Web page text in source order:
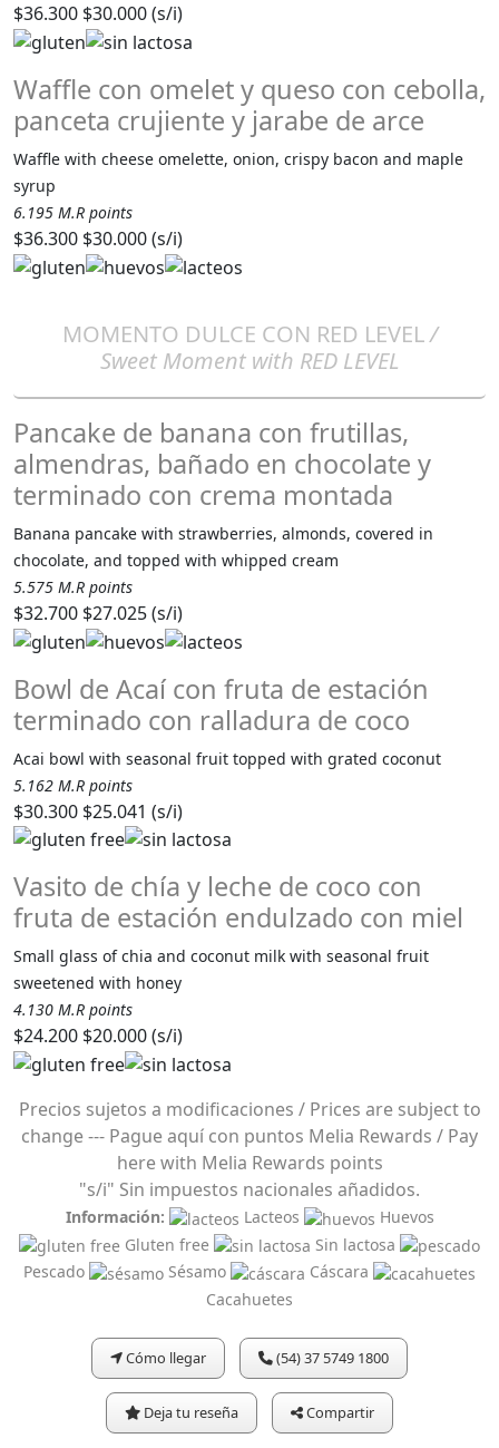
$36.300 $30.000 (s/i)
Waffle con omelet y queso con cebolla,
panceta crujiente y jarabe de arce
Waffle with cheese omelette, onion, crispy bacon and maple
syrup
6.195 M.R points
$36.300 $30.000 (s/i)
MOMENTO DULCE CON RED LEVEL/
Sweet Moment with RED LEVEL
Pancake de banana con frutillas,
almendras, bañado en chocolate y
terminado con crema montada
Banana pancake with strawberries, almonds, covered in
chocolate, and topped with whipped cream
5.575 M.R points
$32.700 $27.025 (s/i)
Bowl de Acaí con fruta de estación
terminado con ralladura de coco
Acai bowl with seasonal fruit topped with grated coconut
5.162 M.R points
$30.300 $25.041 (s/i)
Vasito de chía y leche de coco con
fruta de estación endulzado con miel
Small glass of chia and coconut milk with seasonal fruit
sweetened with honey
4.130 M.R points
$24.200 $20.000 (s/i)
Precios sujetos a modificaciones / Prices are subject to
change --- Pague aquí con puntos Melia Rewards / Pay
here with Melia Rewards points
"s/i" Sin impuestos nacionales añadidos.
Información: Lacteos
Huevos
Gluten free
Sin lactosa
Pescado
Sésamo
Cáscara
Cacahuetes
Cómo llegar (54) 37 5749 1800
Deja tu reseña Compartir